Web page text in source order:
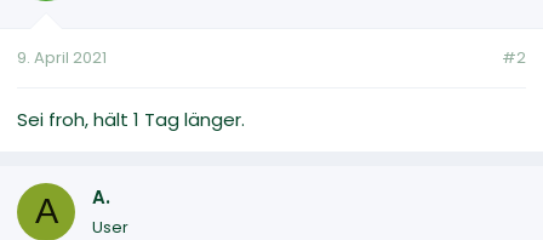
9. April 2021 #2
Sei froh, hält 1 Tag länger.
A A.
User